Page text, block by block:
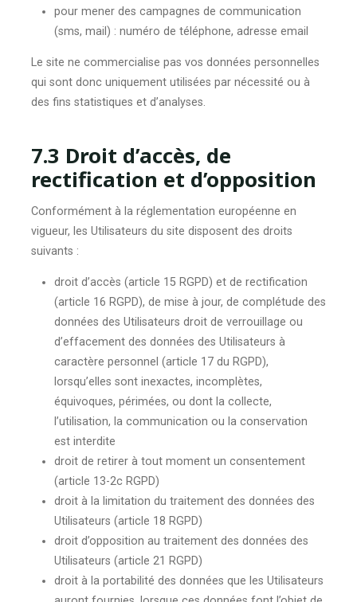
pour mener des campagnes de communication
(sms, mail) : numéro de téléphone, adresse email
Le site ne commercialise pas vos données personnelles
qui sont donc uniquement utilisées par nécessité ou à
des fins statistiques et d’analyses.
7.3 Droit d’accès, de
rectification et d’opposition
Conformément à la réglementation européenne en
vigueur, les Utilisateurs du site disposent des droits
suivants :
droit d’accès (article 15 RGPD) et de rectification
(article 16 RGPD), de mise à jour, de complétude des
données des Utilisateurs droit de verrouillage ou
d’effacement des données des Utilisateurs à
caractère personnel (article 17 du RGPD),
lorsqu’elles sont inexactes, incomplètes,
équivoques, périmées, ou dont la collecte,
l’utilisation, la communication ou la conservation
est interdite
droit de retirer à tout moment un consentement
(article 13-2c RGPD)
droit à la limitation du traitement des données des
Utilisateurs (article 18 RGPD)
droit d’opposition au traitement des données des
Utilisateurs (article 21 RGPD)
droit à la portabilité des données que les Utilisateurs